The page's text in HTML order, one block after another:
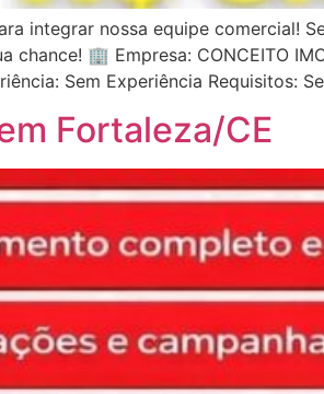
integrar nossa equipe comercial!
chance! 🏢 Empresa: CONCEITO
Sem Experiência Requisitos:
Fortaleza/CE